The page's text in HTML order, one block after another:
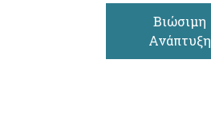
Βιώσιμη
Ανάπτυξη